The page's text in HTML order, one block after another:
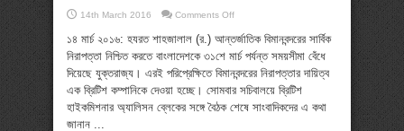
14th March 2016 Comments Offon
(র.)
বিমানবন্দরের
নিরাপত্তার
পাচ্ছে
ব্রিটিশ
১৪ মার্চ ২০১৬: হযরত শাহজালাল (র.) আন্তর্জাতিক বিমানবন্দরের সার্বিক
নিরাপত্তা নিশ্চিত করতে বাংলাদেশকে ৩১শে মার্চ পর্যন্ত সময়সীমা বেঁধে
দিয়েছে যুক্তরাজ্য। এরই পরিপ্রেক্ষিতে বিমানবন্দরের নিরাপত্তার দায়িত্ব
এক ব্রিটিশ কম্পানিকে দেওয়া হচ্ছে। সোমবার সচিবালয়ে ব্রিটিশ
হাইকমিশনার অ্যালিসন ব্লেকের সঙ্গে বৈঠক শেষে সাংবাদিকদের এ কথা
জানান ...